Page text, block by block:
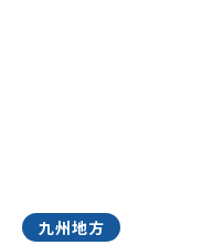
九州地方